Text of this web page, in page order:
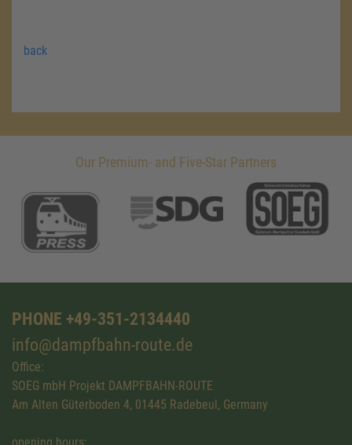
back
Our Premium- and Five-Star Partners
PHONE +49-351-2134440
info@dampfbahn-route.de
Office:
SOEG mbH Projekt DAMPFBAHN-ROUTE
Am Alten Güterboden 4, 01445 Radebeul, Germany